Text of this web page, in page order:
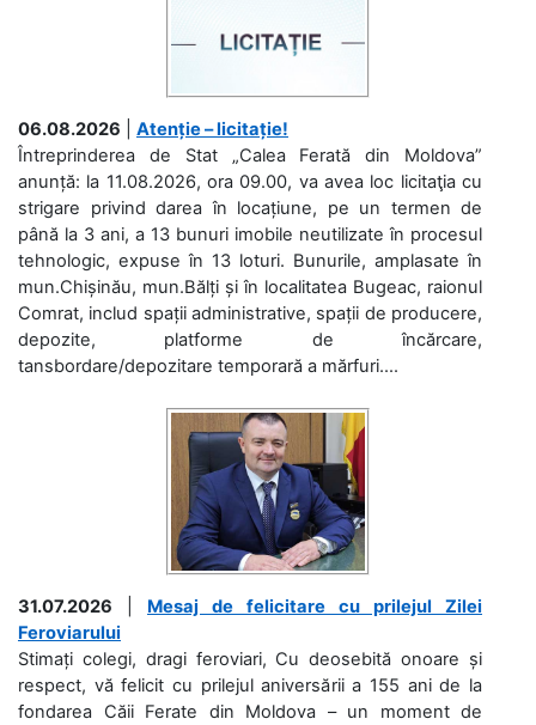
06.08.2026
Atenție – licitație!
Întreprinderea de Stat „Calea Ferată din Moldova”
anunță: la 11.08.2026, ora 09.00, va avea loc licitaţia cu
strigare privind darea în locațiune, pe un termen de
până la 3 ani, a 13 bunuri imobile neutilizate în procesul
tehnologic, expuse în 13 loturi. Bunurile, amplasate în
mun.Chișinău, mun.Bălți și în localitatea Bugeac, raionul
Comrat, includ spații administrative, spații de producere,
depozite, platforme de încărcare,
tansbordare/depozitare temporară a mărfuri....
31.07.2026
Mesaj de felicitare cu prilejul Zilei
Feroviarului
Stimați colegi, dragi feroviari, Cu deosebită onoare și
respect, vă felicit cu prilejul aniversării a 155 ani de la
fondarea Căii Ferate din Moldova – un moment de